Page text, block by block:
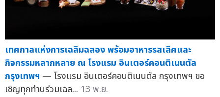
เทศกาลแห่งการเฉลิมฉลอง พร้อมอาหารรสเลิศและ
กิจกรรมหลากหลาย ณ โรงแรม อินเตอร์คอนติเนนตัล
กรุงเทพฯ — โรงแรม อินเตอร์คอนติเนนตัล กรุงเทพฯ ขอ
เชิญทุกท่านร่วมเฉล... 13 พ.ย.